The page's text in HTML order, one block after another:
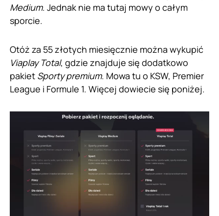
Medium. Jednak nie ma tutaj mowy o całym
sporcie.
Otóż za 55 złotych miesięcznie można wykupić
Viaplay Total, gdzie znajduje się dodatkowo
pakiet Sporty premium. Mowa tu o KSW, Premier
League i Formule 1. Więcej dowiecie się poniżej.